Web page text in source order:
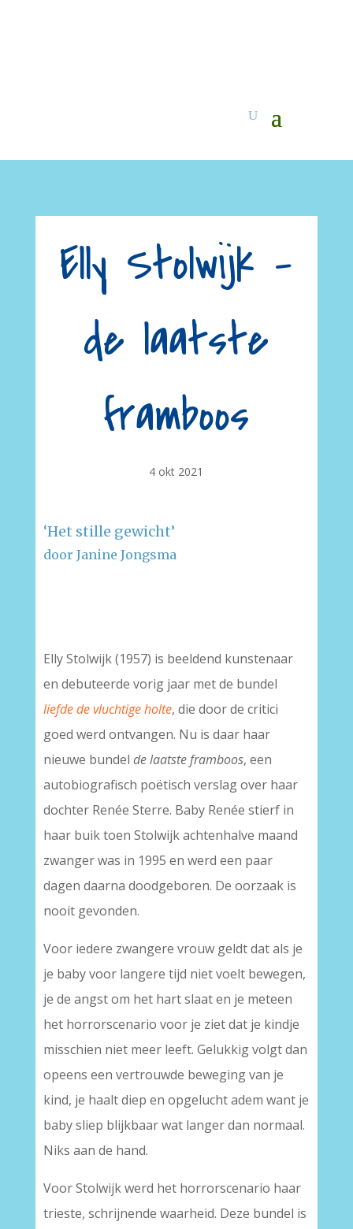
Elly Stolwijk –
de laatste
framboos
4 okt 2021
‘Het stille gewicht’
door Janine Jongsma
Elly Stolwijk (1957) is beeldend kunstenaar
en debuteerde vorig jaar met de bundel
liefde de vluchtige holte, die door de critici
goed werd ontvangen. Nu is daar haar
nieuwe bundel de laatste framboos, een
autobiografisch poëtisch verslag over haar
dochter Renée Sterre. Baby Renée stierf in
haar buik toen Stolwijk achtenhalve maand
zwanger was in 1995 en werd een paar
dagen daarna doodgeboren. De oorzaak is
nooit gevonden.
Voor iedere zwangere vrouw geldt dat als je
je baby voor langere tijd niet voelt bewegen,
je de angst om het hart slaat en je meteen
het horrorscenario voor je ziet dat je kindje
misschien niet meer leeft. Gelukkig volgt dan
opeens een vertrouwde beweging van je
kind, je haalt diep en opgelucht adem want je
baby sliep blijkbaar wat langer dan normaal.
Niks aan de hand.
Voor Stolwijk werd het horrorscenario haar
trieste, schrijnende waarheid. Deze bundel is